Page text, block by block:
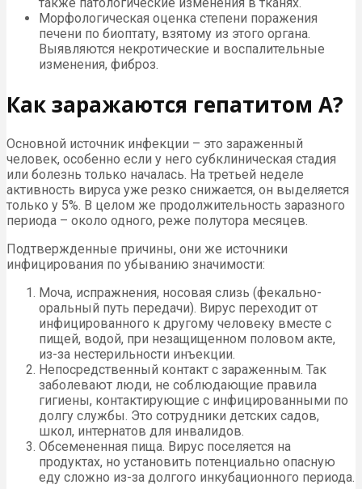
Морфологическая оценка степени поражения
печени по биоптату, взятому из этого органа.
Выявляются некротические и воспалительные
изменения, фиброз.
Как заражаются гепатитом А?
Основной источник инфекции – это зараженный
человек, особенно если у него субклиническая стадия
или болезнь только началась. На третьей неделе
активность вируса уже резко снижается, он выделяется
только у 5%. В целом же продолжительность заразного
периода – около одного, реже полутора месяцев.
Подтвержденные причины, они же источники
инфицирования по убыванию значимости:
Моча, испражнения, носовая слизь (фекально-
оральный путь передачи). Вирус переходит от
инфицированного к другому человеку вместе с
пищей, водой, при незащищенном половом акте,
из-за нестерильности инъекции.
Непосредственный контакт с зараженным. Так
заболевают люди, не соблюдающие правила
гигиены, контактирующие с инфицированными по
долгу службы. Это сотрудники детских садов,
школ, интернатов для инвалидов.
Обсемененная пища. Вирус поселяется на
продуктах, но установить потенциально опасную
еду сложно из-за долгого инкубационного периода.